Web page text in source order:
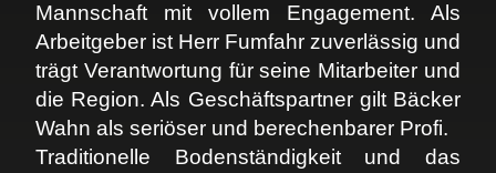
Mannschaft mit vollem Engagement. Als
Arbeitgeber ist Herr Fumfahr zuverlässig und
trägt Verantwortung für seine Mitarbeiter und
die Region. Als Geschäftspartner gilt Bäcker
Wahn als seriöser und berechenbarer Profi.
Traditionelle Bodenständigkeit und das